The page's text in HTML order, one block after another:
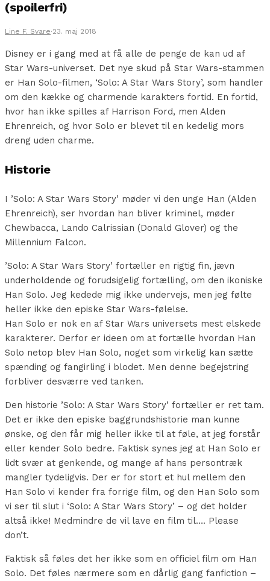
(spoilerfri)
Line F. Svare·23. maj 2018
Disney er i gang med at få alle de penge de kan ud af
Star Wars-universet. Det nye skud på Star Wars-stammen
er Han Solo-filmen, ‘Solo: A Star Wars Story’, som handler
om den kække og charmende karakters fortid. En fortid,
hvor han ikke spilles af Harrison Ford, men Alden
Ehrenreich, og hvor Solo er blevet til en kedelig mors
dreng uden charme.
Historie
I ’Solo: A Star Wars Story’ møder vi den unge Han (Alden
Ehrenreich), ser hvordan han bliver kriminel, møder
Chewbacca, Lando Calrissian (Donald Glover) og the
Millennium Falcon.
’Solo: A Star Wars Story’ fortæller en rigtig fin, jævn
underholdende og forudsigelig fortælling, om den ikoniske
Han Solo. Jeg kedede mig ikke undervejs, men jeg følte
heller ikke den episke Star Wars-følelse.
Han Solo er nok en af Star Wars universets mest elskede
karakterer. Derfor er ideen om at fortælle hvordan Han
Solo netop blev Han Solo, noget som virkelig kan sætte
spænding og fangirling i blodet. Men denne begejstring
forbliver desværre ved tanken.
Den historie ’Solo: A Star Wars Story’ fortæller er ret tam.
Det er ikke den episke baggrundshistorie man kunne
ønske, og den får mig heller ikke til at føle, at jeg forstår
eller kender Solo bedre. Faktisk synes jeg at Han Solo er
lidt svær at genkende, og mange af hans persontræk
mangler tydeligvis. Der er for stort et hul mellem den
Han Solo vi kender fra forrige film, og den Han Solo som
vi ser til slut i ‘Solo: A Star Wars Story’ – og det holder
altså ikke! Medmindre de vil lave en film til…. Please
don’t.
Faktisk så føles det her ikke som en officiel film om Han
Solo. Det føles nærmere som en dårlig gang fanfiction –